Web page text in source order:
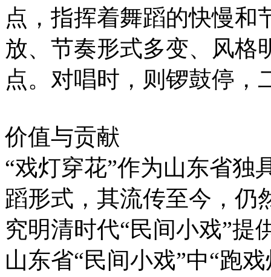
点，指挥着舞蹈的快慢和
放、节奏形式多变、风格
点。对唱时，则锣鼓停，
价值与贡献
“戏灯穿花”作为山东省独
蹈形式，其流传至今，仍
究明清时代“民间小戏”提
山东省“民间小戏”中“跑